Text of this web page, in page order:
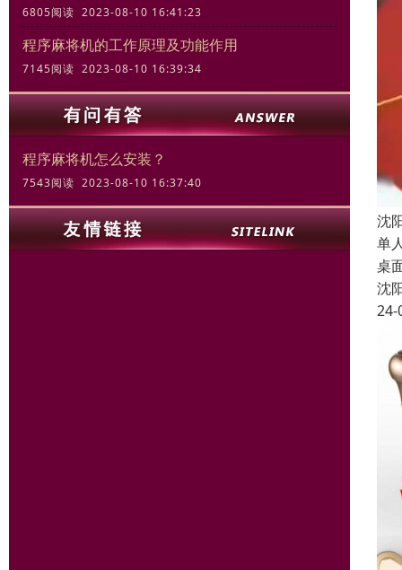
6805阅读 2023-08-10 16:41:23
程序麻将机的工作原理及功能作用
7145阅读 2023-08-10 16:39:34
程序麻将机怎么安装？
7543阅读 2023-08-10 16:37:40
沈
单
桌
沈
24-